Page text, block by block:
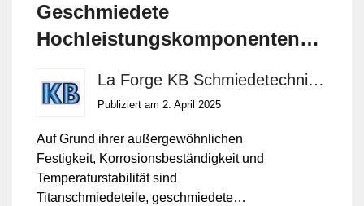
Geschmiedete
Hochleistungskomponenten
Titanlegierungen für extreme
La Forge KB Schmiedetechnik GmbH
Publiziert am 2. April 2025
Auf Grund ihrer außergewöhnlichen
Festigkeit, Korrosionsbeständigkeit und
Temperaturstabilität sind
Titanschmiedeteile, geschmiedete